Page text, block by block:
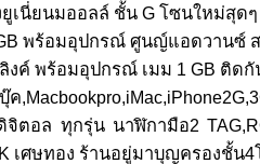
เนี่ยนมออลล์ ชั้น G โซนใหม่สุดๆ
GB พร้อมอุปกรณ์ ศูนญ์แอดวานซ์
งค์ พร้อมอุปกรณ์ เมม 1 GB ติด
จิตอล ทุกรุ่น นาฬิกามือ2
เศษทอง ร้านอยู่มาบุญครองชั้น